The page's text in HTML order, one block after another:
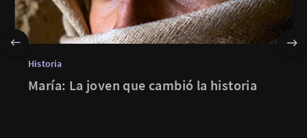
Historia
María: La joven que cambió la historia